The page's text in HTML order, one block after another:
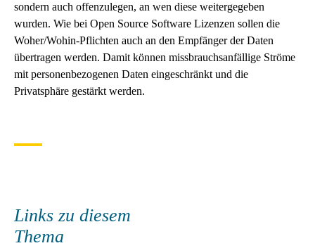
sondern auch offenzulegen, an wen diese weitergegeben
wurden. Wie bei Open Source Software Lizenzen sollen die
Woher/Wohin-Pflichten auch an den Empfänger der Daten
übertragen werden. Damit können missbrauchsanfällige Ströme
mit personenbezogenen Daten eingeschränkt und die
Privatsphäre gestärkt werden.
Links zu diesem
Thema